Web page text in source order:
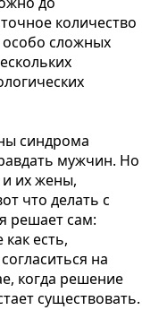
количество
особо сложных
синдрома
мужчин. Но
и их жены,
что делать с
решает сам:
есть,
на
когда решение
существовать.